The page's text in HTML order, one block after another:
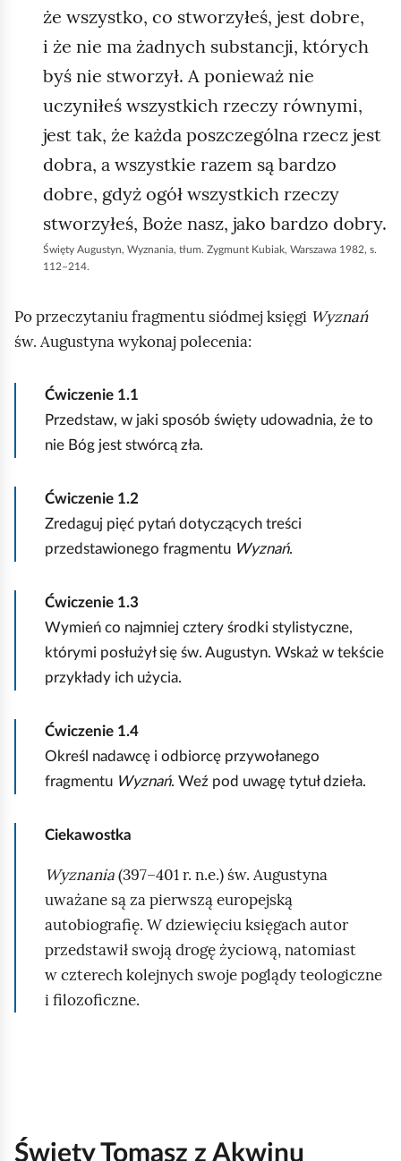
że wszystko, co stworzyłeś, jest dobre,
i że nie ma żadnych substancji, których
byś nie stworzył. A ponieważ nie
uczyniłeś wszystkich rzeczy równymi,
jest tak, że każda poszczególna rzecz jest
dobra, a wszystkie razem są bardzo
dobre, gdyż ogół wszystkich rzeczy
stworzyłeś, Boże nasz, jako bardzo dobry.
Święty Augustyn, Wyznania, tłum. Zygmunt Kubiak, Warszawa 1982, s.
112–214.
Po przeczytaniu fragmentu siódmej księgi Wyznań
św. Augustyna wykonaj polecenia:
Ćwiczenie 1.1
Przedstaw, w jaki sposób święty udowadnia, że to
nie Bóg jest stwórcą zła.
Ćwiczenie 1.2
Zredaguj pięć pytań dotyczących treści
przedstawionego fragmentu Wyznań.
Ćwiczenie 1.3
Wymień co najmniej cztery środki stylistyczne,
którymi posłużył się św. Augustyn. Wskaż w tekście
przykłady ich użycia.
Ćwiczenie 1.4
Określ nadawcę i odbiorcę przywołanego
fragmentu Wyznań. Weź pod uwagę tytuł dzieła.
Ciekawostka
Wyznania(397–401 r. n.e.) św. Augustyna
uważane są za pierwszą europejską
autobiografię. W dziewięciu księgach autor
przedstawił swoją drogę życiową, natomiast
w czterech kolejnych swoje poglądy teologiczne
i filozoficzne.
Święty Tomasz z Akwinu